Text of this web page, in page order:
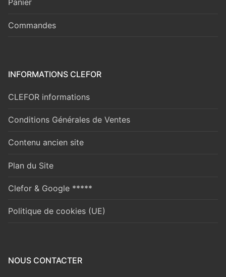
Panier
Commandes
INFORMATIONS CLEFOR
CLEFOR informations
Conditions Générales de Ventes
Contenu ancien site
Plan du Site
Clefor & Google *****
Politique de cookies (UE)
NOUS CONTACTER